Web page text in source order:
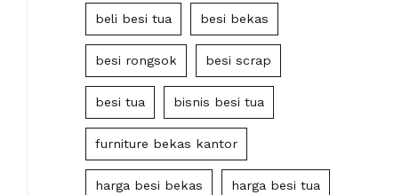
beli besi tua besi bekas
besi rongsok besi scrap
besi tua bisnis besi tua
furniture bekas kantor
harga besi bekas harga besi tua